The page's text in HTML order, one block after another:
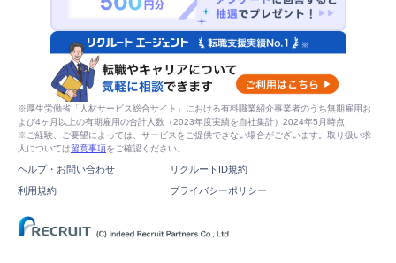
※厚生労働省「人材サービス総合サイト」における有料職業紹介事業者のうち無期雇用お
よび4ヶ月以上の有期雇用の合計人数（2023年度実績を自社集計）2024年5月時点
※ご経験、ご要望によっては、サービスをご提供できない場合がございます。取り扱い求
人については留意事項をご確認ください。
ヘルプ・お問い合わせ
リクルートID規約
利用規約
プライバシーポリシー